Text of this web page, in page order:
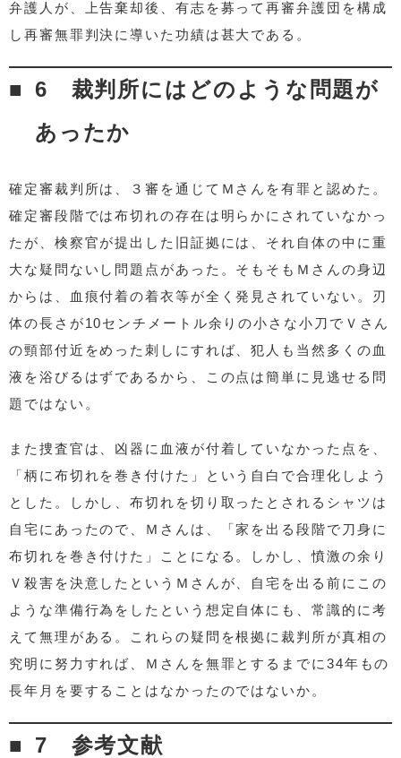
弁護人が、上告棄却後、有志を募って再審弁護団を構成
し再審無罪判決に導いた功績は甚大である。
6 裁判所にはどのような問題が
あったか
確定審裁判所は、３審を通じてＭさんを有罪と認めた。
確定審段階では布切れの存在は明らかにされていなかっ
たが、検察官が提出した旧証拠には、それ自体の中に重
大な疑問ないし問題点があった。そもそもＭさんの身辺
からは、血痕付着の着衣等が全く発見されていない。刃
体の長さが10センチメートル余りの小さな小刀でＶさん
の頸部付近をめった刺しにすれば、犯人も当然多くの血
液を浴びるはずであるから、この点は簡単に見逃せる問
題ではない。
また捜査官は、凶器に血液が付着していなかった点を、
「柄に布切れを巻き付けた」という自白で合理化しよう
とした。しかし、布切れを切り取ったとされるシャツは
自宅にあったので、Ｍさんは、「家を出る段階で刀身に
布切れを巻き付けた」ことになる。しかし、憤激の余り
Ｖ殺害を決意したというＭさんが、自宅を出る前にこの
ような準備行為をしたという想定自体にも、常識的に考
えて無理がある。これらの疑問を根拠に裁判所が真相の
究明に努力すれば、Ｍさんを無罪とするまでに34年もの
長年月を要することはなかったのではないか。
7 参考文献